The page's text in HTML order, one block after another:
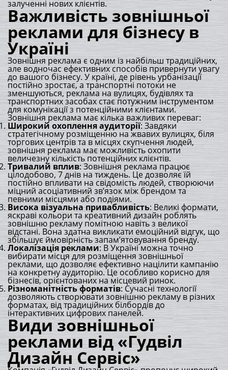
залученні нових клієнтів.
Важливість зовнішньої
реклами для бізнесу в
Україні
Зовнішня реклама є одним із найбільш традиційних,
але водночас ефективних способів привернути увагу
до вашого бізнесу. У країні, де рівень урбанізації
постійно зростає, а транспортні потоки не
зменшуються, реклама на вулицях, будівлях та
транспортних засобах стає потужним інструментом
для комунікації з потенційними клієнтами.
Зовнішня реклама має кілька важливих переваг:
Широкий охоплення аудиторії: Завдяки
стратегічному розміщенню на жвавих вулицях, біля
торгових центрів та в місцях скупчення людей,
зовнішня реклама має можливість охопити
величезну кількість потенційних клієнтів.
Тривалий вплив: Зовнішня реклама працює
цілодобово, 7 днів на тиждень. Це дозволяє їй
постійно впливати на свідомість людей, створюючи
міцний асоціативний зв’язок між брендом та
певними місцями або подіями.
Висока візуальна привабливість: Великі формати,
яскраві кольори та креативний дизайн роблять
зовнішню рекламу помітною навіть з великої
відстані. Вона здатна викликати емоційний відгук, що
збільшує ймовірність запам’ятовування бренду.
Локалізація реклами: В Україні можна точно
вибирати місця для розміщення зовнішньої
реклами, що дозволяє ефективно націлити кампанію
на конкретну аудиторію. Це особливо корисно для
бізнесів, орієнтованих на місцевий ринок.
Різноманітність форматів: Сучасні технології
дозволяють створювати зовнішню рекламу в різних
форматах, від традиційних білбордів до
інтерактивних цифрових панелей.
Види зовнішньої
реклами від «Гудвіл
Дизайн Сервіс»